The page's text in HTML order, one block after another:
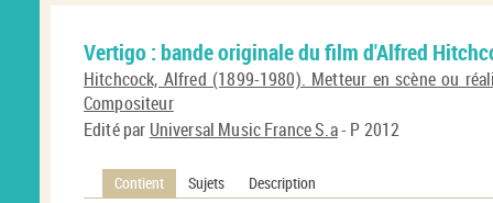
Vertigo : bande originale du film d'Alfred
Hitchcock, Alfred (1899-1980). Metteur en scène ou
Compositeur
Edité par Universal Music France S.a- P 2012
Contient Sujets Description